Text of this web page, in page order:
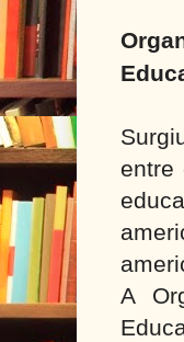
entre
A